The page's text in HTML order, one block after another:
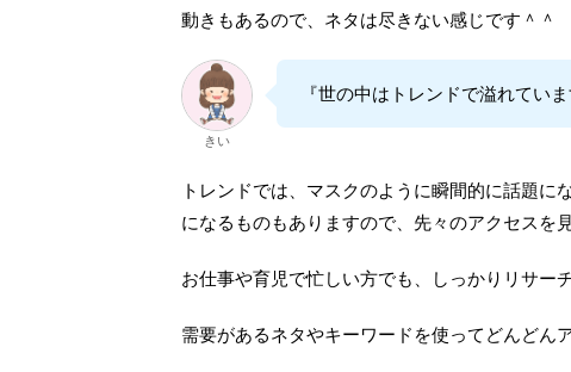
動きもあるので、ネタは尽きない感じです＾＾
きい
『世の中はトレンドで溢れていま
トレンドでは、マスクのように瞬間的に話題
になるものもありますので、先々のアクセスを
お仕事や育児で忙しい方でも、しっかりリサー
需要があるネタやキーワードを使ってどんどん